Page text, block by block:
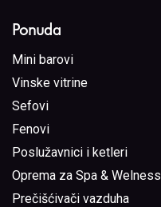
Ponuda
Mini barovi
Vinske vitrine
Sefovi
Fenovi
Poslužavnici i ketleri
Oprema za Spa & Welness
Prečišćivači vazduha